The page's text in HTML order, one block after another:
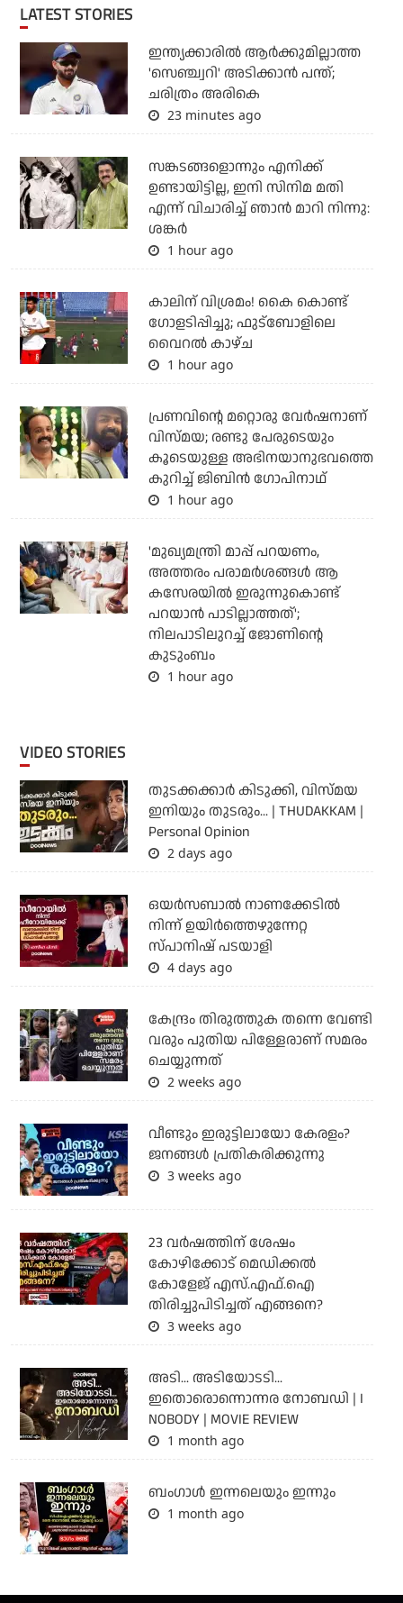
LATEST STORIES
ഇന്ത്യക്കാരില്‍ ആര്‍ക്കുമില്ലാത്ത
'സെഞ്ച്വറി' അടിക്കാന്‍ പന്ത്;
ചരിത്രം അരികെ
23 minutes ago
സങ്കടങ്ങളൊന്നും എനിക്ക്
ഉണ്ടായിട്ടില്ല, ഇനി സിനിമ മതി
എന്ന് വിചാരിച്ച് ഞാന്‍ മാറി നിന്നു:
ശങ്കര്‍
1 hour ago
കാലിന് വിശ്രമം! കൈ കൊണ്ട്
ഗോളടിപ്പിച്ചു; ഫുട്‌ബോളിലെ
വൈറല്‍ കാഴ്ച
1 hour ago
പ്രണവിന്റെ മറ്റൊരു വേർഷനാണ്
വിസ്മയ; രണ്ടു പേരുടെയും
കൂടെയുള്ള അഭിനയാനുഭവത്തെ
കുറിച്ച് ജിബിൻ ഗോപിനാഥ്
1 hour ago
'മുഖ്യമന്ത്രി മാപ്പ് പറയണം,
അത്തരം പരാമര്‍ശങ്ങള്‍ ആ
കസേരയില്‍ ഇരുന്നുകൊണ്ട്
പറയാന്‍ പാടില്ലാത്തത്';
നിലപാടിലുറച്ച് ജോണിന്റെ
കുടുംബം
1 hour ago
VIDEO STORIES
തുടക്കക്കാര്‍ കിടുക്കി, വിസ്മയ
ഇനിയും തുടരും... | THUDAKKAM |
Personal Opinion
2 days ago
ഒയര്‍സബാൽ നാണക്കേടിൽ
നിന്ന് ഉയിർത്തെഴുന്നേറ്റ
സ്പാനിഷ് പടയാളി
4 days ago
കേന്ദ്രം തിരുത്തുക തന്നെ വേണ്ടി
വരും പുതിയ പിള്ളേരാണ് സമരം
ചെയ്യുന്നത്
2 weeks ago
വീണ്ടും ഇരുട്ടിലായോ കേരളം?
ജനങ്ങൾ പ്രതികരിക്കുന്നു
3 weeks ago
23 വർഷത്തിന് ശേഷം
കോഴിക്കോട് മെഡിക്കൽ
കോളേജ് എസ്.എഫ്.ഐ
തിരിച്ചുപിടിച്ചത് എങ്ങനെ?
3 weeks ago
അടി... അടിയോടടി...
ഇതൊരൊന്നൊന്നര നോബഡി | I
NOBODY | MOVIE REVIEW
1 month ago
ബംഗാള്‍ ഇന്നലെയും ഇന്നും
1 month ago